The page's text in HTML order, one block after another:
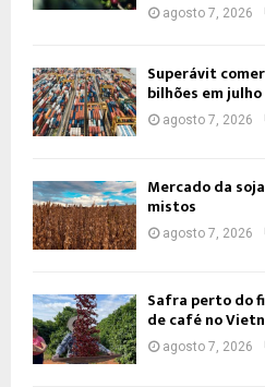
agosto 7, 2026
Superávit
bilhões em julho
agosto 7, 2026
Mercado da
mistos
agosto 7, 2026
Safra perto do
de café no
agosto 7, 2026